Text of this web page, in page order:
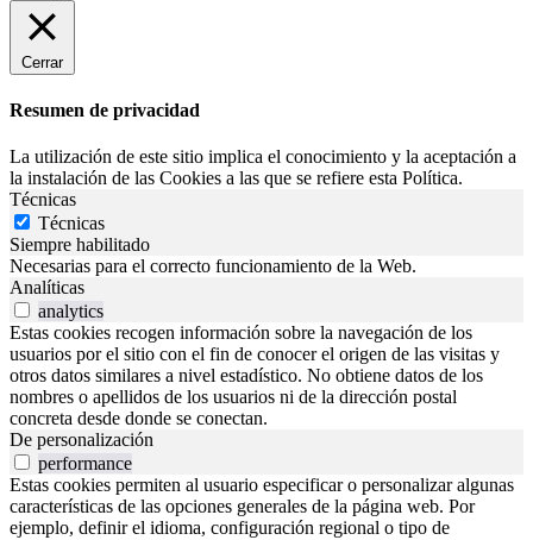
Cerrar
Resumen de privacidad
La utilización de este sitio implica el conocimiento y la aceptación a
la instalación de las Cookies a las que se refiere esta Política.
Técnicas
Técnicas
Siempre habilitado
Necesarias para el correcto funcionamiento de la Web.
Analíticas
analytics
Estas cookies recogen información sobre la navegación de los
usuarios por el sitio con el fin de conocer el origen de las visitas y
otros datos similares a nivel estadístico. No obtiene datos de los
nombres o apellidos de los usuarios ni de la dirección postal
concreta desde donde se conectan.
De personalización
performance
Estas cookies permiten al usuario especificar o personalizar algunas
características de las opciones generales de la página web. Por
ejemplo, definir el idioma, configuración regional o tipo de